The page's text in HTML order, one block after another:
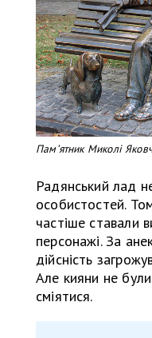
Памʼятник Миколі
Радянський лад
особистостей.
частіше ставали
персонажі. За
дійсність
Але кияни не
сміятися.